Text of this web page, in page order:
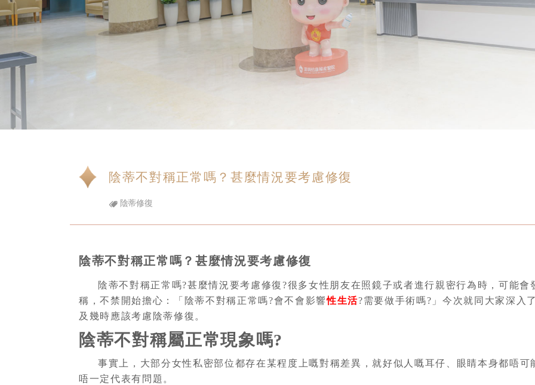
陰蒂不對稱正常嗎？甚麼情況要考慮修復
陰蒂修復
陰蒂不對稱正常嗎？甚麼情況要考慮修復
陰蒂不對稱正常嗎?甚麼情況要考慮修復?很多女性朋友在照鏡子或者進行親密行為時，可能
稱，不禁開始擔心：「陰蒂不對稱正常嗎?會不會影響性生活?需要做手術嗎?」今次就同大家深入
及幾時應該考慮陰蒂修復。
陰蒂不對稱屬正常現象嗎?
事實上，大部分女性私密部位都存在某程度上嘅對稱差異，就好似人嘅耳仔、眼睛本身都唔
唔一定代表有問題。